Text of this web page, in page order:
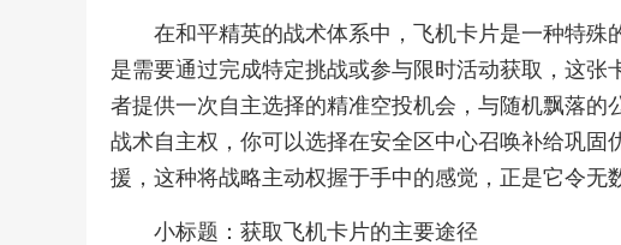
在和平精英的战术体系中，飞机卡片是一种特
是需要通过完成特定挑战或参与限时活动获取，这
者提供一次自主选择的精准空投机会，与随机飘落
战术自主权，你可以选择在安全区中心召唤补给巩
援，这种将战略主动权握于手中的感觉，正是它令无
小标题：获取飞机卡片的主要途径